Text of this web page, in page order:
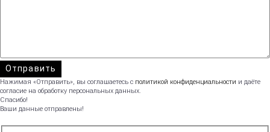
Нажимая «Отправить», вы соглашаетесь с политикой конфиденциальности и даёте
согласие на обработку персональных данных.
Спасибо!
Ваши данные отправлены!